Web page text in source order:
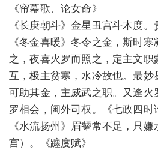
《帘幕歌、论女命》
《长庚朝斗》金星丑宫斗木度。
《冬金喜暖》冬令之金，斯时
之，夜喜火罗而照之，定主文职
互，极主贫寒，水冷故也。最妙
可助其金，主威武之职。又逢
罗相会，阃外司权。《七政四时
《水流扬州》眉颦常不足，只
宫）。《躔度赋》